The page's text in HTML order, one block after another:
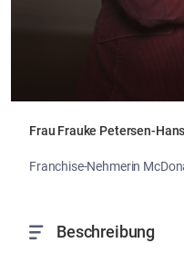
Frau Frauke Petersen-
Franchise-Nehmerin
Beschreibung